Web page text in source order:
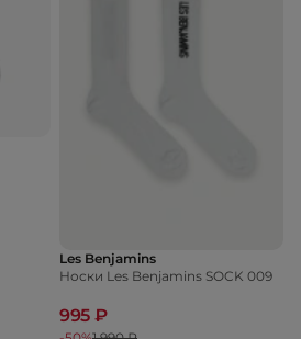
Les Benjamins
Носки Les Benjamins SOCK 009
995 ₽